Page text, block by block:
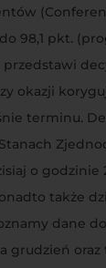
98,1 pkt.
przedstawi
okazji
terminu.
o godzinie
także
dane
grudzień